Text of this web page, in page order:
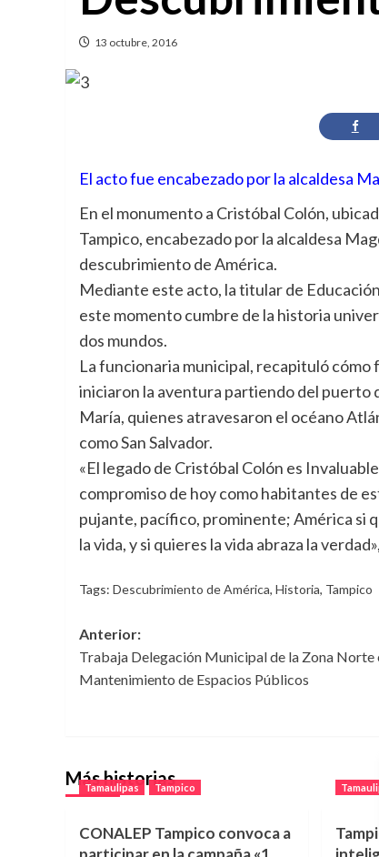
13 octubre, 2016
El acto fue encabezado por la alcaldesa
En el monumento a Cristóbal Colón,
Tampico, encabezado por la alcaldesa
descubrimiento de América.
Mediante este acto, la titular de
este momento cumbre de la historia
dos mundos.
La funcionaria municipal, recapituló cómo
iniciaron la aventura partiendo del puerto
María, quienes atravesaron el océano
como San Salvador.
«El legado de Cristóbal Colón es
compromiso de hoy como habitantes de
pujante, pacífico, prominente; América si
la vida, y si quieres la vida abraza la
Tags: Descubrimiento de América, Historia, Tampico
Navegación
de
entradas
Anterior:
Trabaja Delegación Municipal de la Zona Norte
Mantenimiento de Espacios Públicos
Más historias
Tamaulipas Tampico
CONALEP Tampico convoca a